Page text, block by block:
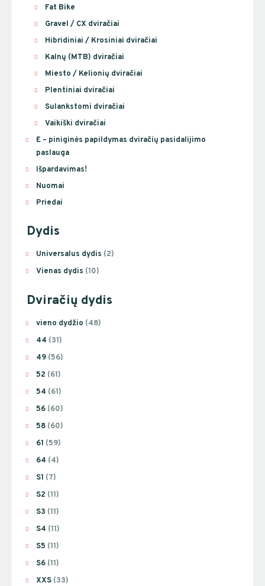
Fat Bike
Gravel / CX dviračiai
Hibridiniai / Krosiniai dviračiai
Kalnų (MTB) dviračiai
Miesto / Kelionių dviračiai
Plentiniai dviračiai
Sulankstomi dviračiai
Vaikiški dviračiai
E – piniginės papildymas dviračių pasidalijimo
paslauga
Išpardavimas!
Nuomai
Priedai
Dydis
Universalus dydis (2)
Vienas dydis (10)
Dviračių dydis
vieno dydžio (48)
44 (31)
49 (56)
52 (61)
54 (61)
56 (60)
58 (60)
61 (59)
64 (4)
S1 (7)
S2 (11)
S3 (11)
S4 (11)
S5 (11)
S6 (11)
XXS (33)